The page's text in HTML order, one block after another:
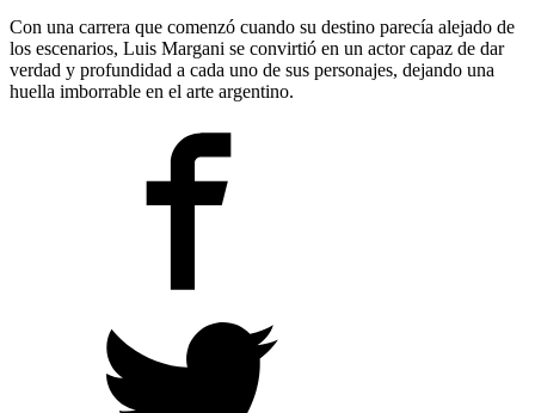
Con una carrera que comenzó cuando su destino parecía alejado de
los escenarios, Luis Margani se convirtió en un actor capaz de dar
verdad y profundidad a cada uno de sus personajes, dejando una
huella imborrable en el arte argentino.